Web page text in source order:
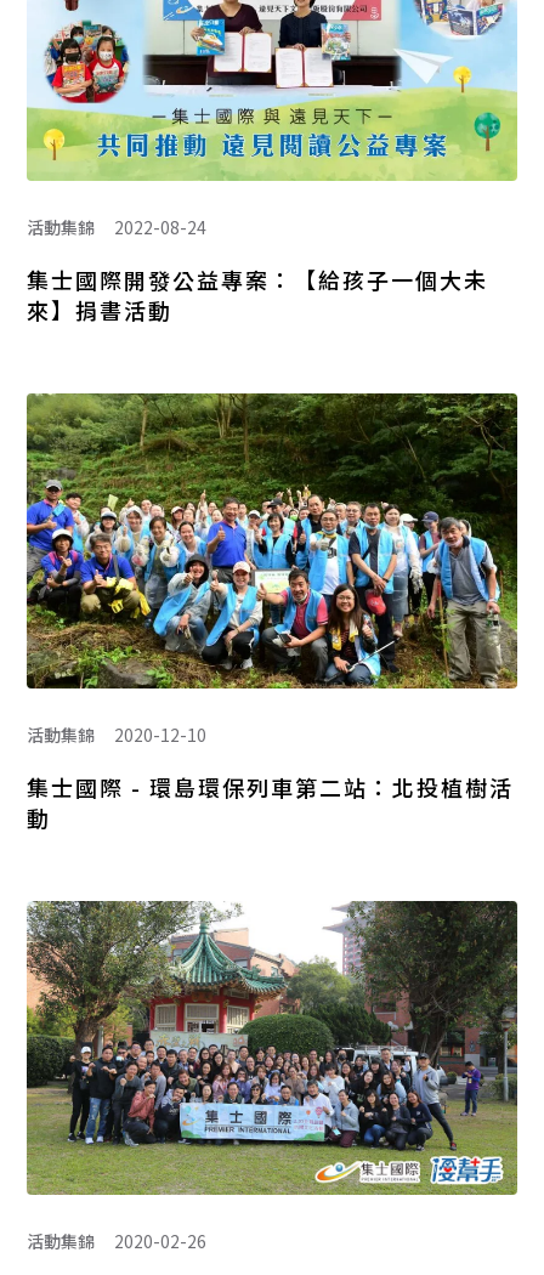
活動集錦 2022-08-24
集士國際開發公益專案：【給孩子一個大未
來】捐書活動
活動集錦 2020-12-10
集士國際 - 環島環保列車第二站：北投植樹活
動
活動集錦 2020-02-26